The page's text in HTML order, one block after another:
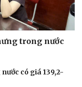
trong nước
có giá 139,2-